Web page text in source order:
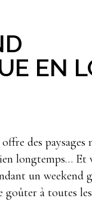
EN
des paysages
longtemps… Et
un weekend
à toutes